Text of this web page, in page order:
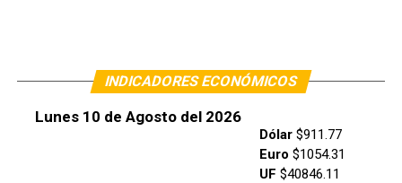
INDICADORES ECONÓMICOS
Lunes 10 de Agosto del 2026
Dólar$911.77
Euro $1054.31
UF $40846.11